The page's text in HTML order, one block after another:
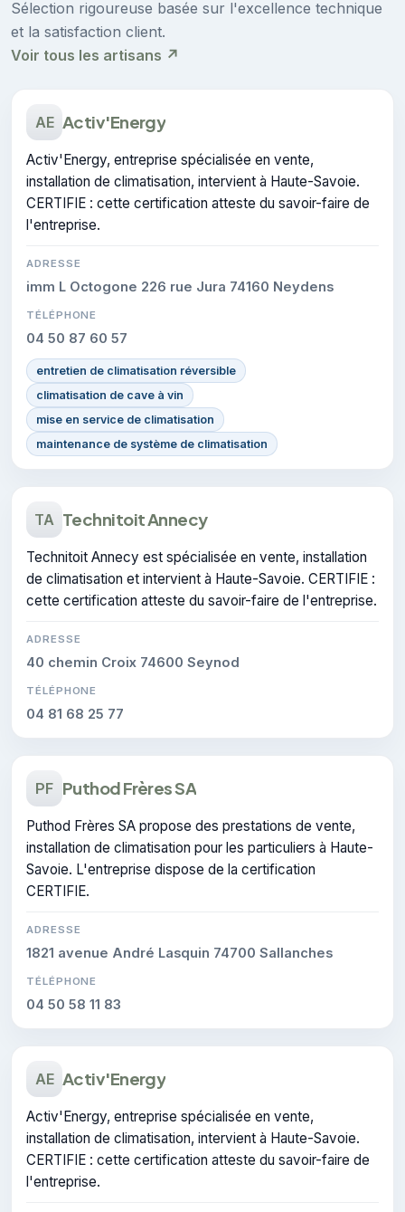
Sélection rigoureuse basée sur l'excellence technique
et la satisfaction client.
Voir tous les artisans ↗
AE Activ'Energy
Activ'Energy, entreprise spécialisée en vente,
installation de climatisation, intervient à Haute-Savoie.
CERTIFIE : cette certification atteste du savoir-faire de
l'entreprise.
ADRESSE
imm L Octogone 226 rue Jura 74160 Neydens
TÉLÉPHONE
04 50 87 60 57
entretien de climatisation réversible
climatisation de cave à vin
mise en service de climatisation
maintenance de système de climatisation
TA Technitoit Annecy
Technitoit Annecy est spécialisée en vente, installation
de climatisation et intervient à Haute-Savoie. CERTIFIE :
cette certification atteste du savoir-faire de l'entreprise.
ADRESSE
40 chemin Croix 74600 Seynod
TÉLÉPHONE
04 81 68 25 77
PF Puthod Frères SA
Puthod Frères SA propose des prestations de vente,
installation de climatisation pour les particuliers à Haute-
Savoie. L'entreprise dispose de la certification
CERTIFIE.
ADRESSE
1821 avenue André Lasquin 74700 Sallanches
TÉLÉPHONE
04 50 58 11 83
AE Activ'Energy
Activ'Energy, entreprise spécialisée en vente,
installation de climatisation, intervient à Haute-Savoie.
CERTIFIE : cette certification atteste du savoir-faire de
l'entreprise.